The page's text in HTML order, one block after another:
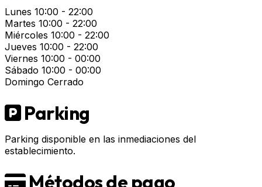
Lunes 10:00 - 22:00
Martes 10:00 - 22:00
Miércoles 10:00 - 22:00
Jueves 10:00 - 22:00
Viernes 10:00 - 00:00
Sábado 10:00 - 00:00
Domingo Cerrado
Parking
Parking disponible en las inmediaciones del
establecimiento.
Métodos de pago